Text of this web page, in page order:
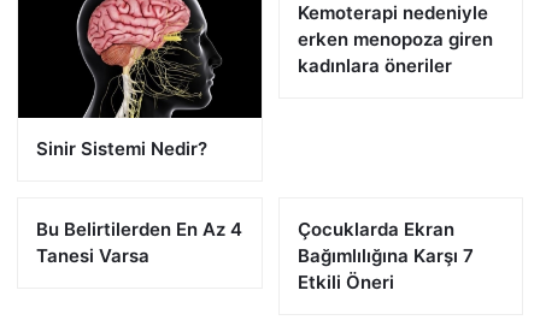
Sinir Sistemi Nedir?
Kemoterapi nedeniyle
erken menopoza giren
kadınlara öneriler
Bu Belirtilerden En Az 4
Tanesi Varsa
Çocuklarda Ekran
Bağımlılığına Karşı 7
Etkili Öneri